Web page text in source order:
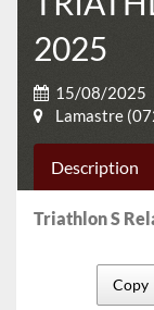
2025
15/08/2025
Lamastre
Description
Triathlon S
Copy